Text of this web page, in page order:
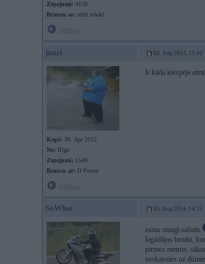
Ziņojumi: 4158
Braucu ar: stūri rokās!
janzi 03. Aug 2014, 13:00
Kopš: 30. Apr 2012
No: Rīga
Ziņojumi: 1549
Braucu ar: D Power
Ir kāda kiespēja
SoWhat 03. Aug 2014, 14:15
esmu smagi sašutis
Iegādājos bembi,
pirmos metrus,
neskatoties uz